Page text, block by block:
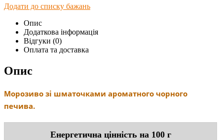
Додати до списку бажань
Опис
Додаткова інформація
Відгуки (0)
Оплата та доставка
Опис
Морозиво зі шматочками ароматного чорного
печива.
Енергетична цінність на 100 г